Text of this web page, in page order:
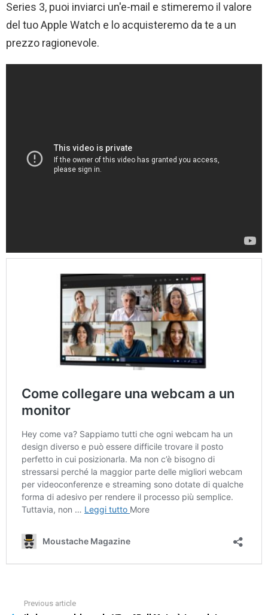
Series 3, puoi inviarci un'e-mail e stimeremo il valore
del tuo Apple Watch e lo acquisteremo da te a un
prezzo ragionevole.
Previous article